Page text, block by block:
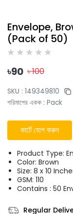
Envelope,
(Pack of 50)
৳90 ৳100
SKU : 149349810
পরিমাপের একক : Pack
কার্টে যোগ করুন
Product Type:
Color: Brown
Size: 8 x 10
GSM: 110
Contains : 50
Regular